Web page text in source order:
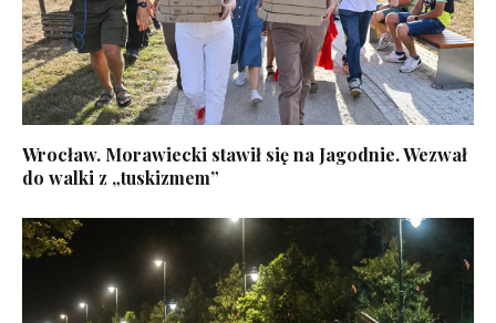
Wrocław. Morawiecki stawił się na Jagodnie. Wezwał
do walki z „tuskizmem”